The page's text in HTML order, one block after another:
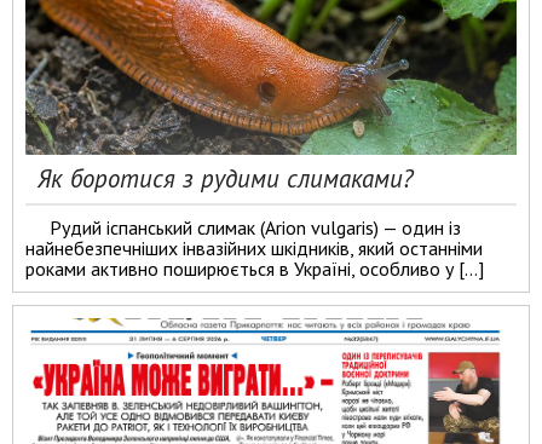
Як боротися з рудими слимаками?
Рудий іспанський слимак (Arion vulgaris) — один із
найнебезпечніших інвазійних шкідників, який останніми
роками активно поширюється в Україні, особливо у […]